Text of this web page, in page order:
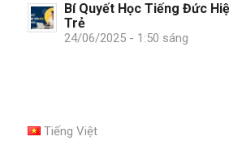
Bí Quyết Học Tiếng Đức
Trẻ
24/06/2025 - 1:50 sáng
Tiếng Việt